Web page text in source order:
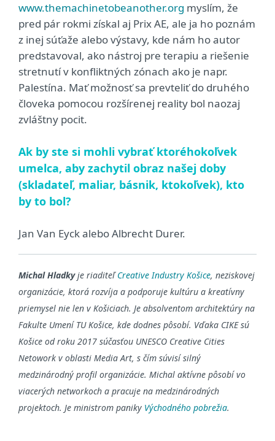
www.themachinetobeanother.org myslím, že
pred pár rokmi získal aj Prix AE, ale ja ho poznám
z inej súťaže alebo výstavy, kde nám ho autor
predstavoval, ako nástroj pre terapiu a riešenie
stretnutí v konfliktných zónach ako je napr.
Palestína. Mať možnosť sa prevteliť do druhého
človeka pomocou rozšírenej reality bol naozaj
zvláštny pocit.
Ak by ste si mohli vybrať ktoréhokoľvek
umelca, aby zachytil obraz našej doby
(skladateľ, maliar, básnik, ktokoľvek), kto
by to bol?
Jan Van Eyck alebo Albrecht Durer.
Michal Hladkyje riaditeľCreative Industry Košice, neziskovej
organizácie, ktorá rozvíja a podporuje kultúru a kreatívny
priemysel nie len v Košiciach. Je absolventom architektúry na
Fakulte Umení TU Košice, kde dodnes pôsobí. Vďaka CIKE sú
Košice od roku 2017 súčasťou UNESCO Creative Cities
Netowork v oblasti Media Art, s čím súvisí silný
medzinárodný profil organizácie. Michal aktívne pôsobí vo
viacerých networkoch a pracuje na medzinárodných
projektoch. Je ministrom paniky Východného pobrežia.